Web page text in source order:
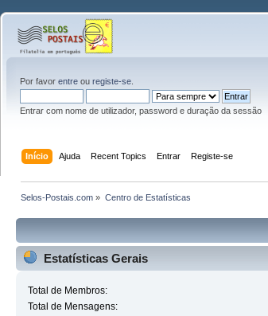
Por favor entre ou registe-se
Entrar com nome de utilizador, password e duração da sessão
Início Ajuda Recent Topics Entrar Registe-se
Selos-Postais.com » Centro de Estatísticas
Estatísticas Gerais
Total de Membros:
Total de Mensagens: